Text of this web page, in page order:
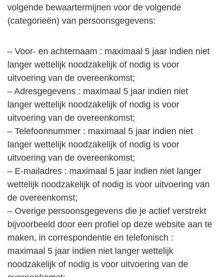
volgende bewaartermijnen voor de volgende
(categorieën) van persoonsgegevens:
– Voor- en achternaam : maximaal 5 jaar indien niet
langer wettelijk noodzakelijk of nodig is voor
uitvoering van de overeenkomst;
– Adresgegevens : maximaal 5 jaar indien niet
langer wettelijk noodzakelijk of nodig is voor
uitvoering van de overeenkomst;
– Telefoonnummer : maximaal 5 jaar indien niet
langer wettelijk noodzakelijk of nodig is voor
uitvoering van de overeenkomst;
– E-mailadres : maximaal 5 jaar indien niet langer
wettelijk noodzakelijk of nodig is voor uitvoering van
de overeenkomst;
– Overige persoonsgegevens die je actief verstrekt
bijvoorbeeld door een profiel op deze website aan te
maken, in correspondentie en telefonisch :
maximaal 5 jaar indien niet langer wettelijk
noodzakelijk of nodig is voor uitvoering van de